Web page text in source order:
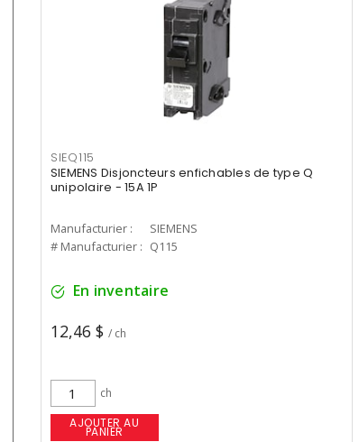
SIEQ115
SIEMENS Disjoncteurs enfichables de type Q
unipolaire - 15A 1P
Manufacturier :
SIEMENS
# Manufacturier : Q115
En inventaire
12,46 $ / ch
ch
AJOUTER AU
PANIER